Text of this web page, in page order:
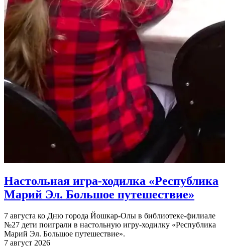
Настольная игра-ходилка «Республика
Марий Эл. Большое путешествие»
7 августа ко Дню города Йошкар-Олы в библиотеке-филиале
№27 дети поиграли в настольную игру-ходилку «Республика
Марий Эл. Большое путешествие».
7 август 2026